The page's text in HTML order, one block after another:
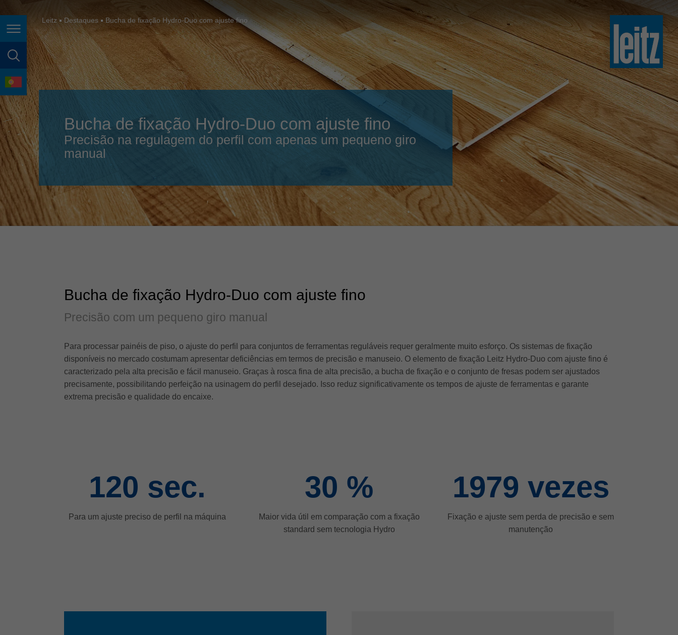
Page navigation
page search
language
France français
Great Britain english
Italia italiano
India english
Lietuva english
Magyarország magyar
México
Suomi english
Taiwan english
Türkiye türkçe
USA english
Việt Nam tiếng việt
中国 中文
ประเทศไทย ไทย
yкраїнська
Leitz Destaques Bucha de fixação Hydro-Duo com ajuste fino
Bucha de fixação Hydro-Duo com ajuste fino
Precisão na regulagem do perfil com apenas um pequeno giro
manual
Bucha de fixação Hydro-Duo com ajuste fino
Precisão com um pequeno giro manual
Para processar painéis de piso, o ajuste do perfil para conjuntos de ferramentas reguláveis requer geralmente muito esforço. Os sistemas de fixação
disponíveis no mercado costumam apresentar deficiências em termos de precisão e manuseio. O elemento de fixação Leitz Hydro-Duo com ajuste fino é
caracterizado pela alta precisão e fácil manuseio. Graças à rosca fina de alta precisão, a bucha de fixação e o conjunto de fresas podem ser ajustados
precisamente, possibilitando perfeição na usinagem do perfil desejado. Isso reduz significativamente os tempos de ajuste de ferramentas e garante
extrema precisão e qualidade do encaixe.
120 sec.
Para um ajuste preciso de perfil na máquina
30 %
Maior vida útil em comparação com a fixação
standard sem tecnologia Hydro
2000 vezes
Fixação e ajuste sem perda de precisão e sem
manutenção